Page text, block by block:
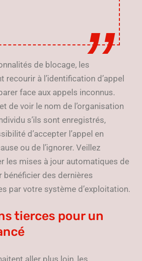
de blocage, les
recourir à l’identification d’appel
face aux appels inconnus.
de voir le nom de l’organisation
s’ils sont enregistrés,
d’accepter l’appel en
ou de l’ignorer. Veillez
les mises à jour automatiques de
bénéficier des dernières
par votre système d’exploitation.
tierces pour un
aller plus loin, les